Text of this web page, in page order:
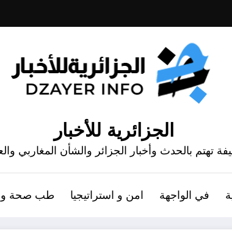
الجزائرية للأخبار
تهتم بالحدث وأخبار الجزائر والشأن المغاربي
في الواجهة امن و استراتيجيا طب صحة